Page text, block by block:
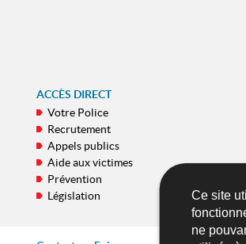
Ce site
ne
ACCÈS DIRECT
Votre Police
Recrutement
Appels publics
Aide aux victimes
Prévention
Législation